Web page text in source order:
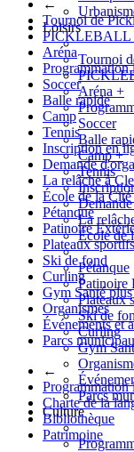
←
Tournoi de
PICKLEBALL
Aréna
Programmation
Soccer
Balle rapide
Camp
Tennis
Inscription en
Demande
La relâche à
École de la Cité
Pétanque
Patinoire
Plateaux
Ski de fond
Curling
Gym Santé plus
Organismes
Événements et
Parcs
←
Programmation
Charte de la
Bibliothèque
Patrimoine
Loisirs
Tournoi
Aréna +
Soccer
Balle
Camp+
Tennis
La
École de
Pétanque
Patinoire
Plateaux
Ski de
Curling
Gym
Parcs
Culture